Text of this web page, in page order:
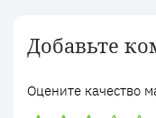
Добавьте
Оцените качество